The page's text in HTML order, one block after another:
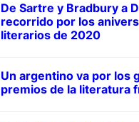
De Sartre y Bradbury a
recorrido por los
literarios de 2020
Un argentino va por los
premios de la literatura